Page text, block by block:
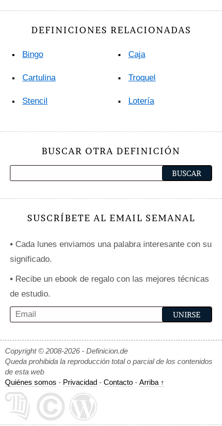
DEFINICIONES RELACIONADAS
Bingo
Cartulina
Stencil
Caja
Troquel
Lotería
BUSCAR OTRA DEFINICIÓN
SUSCRÍBETE AL EMAIL SEMANAL
• Cada lunes enviamos una palabra interesante con su
significado.
• Recibe un ebook de regalo con las mejores técnicas
de estudio.
Copyright © 2008-2026 - Definicion.de
Queda prohibida la reproducción total o parcial de los contenidos
de esta web
Quiénes somos - Privacidad - Contacto - Arriba ↑